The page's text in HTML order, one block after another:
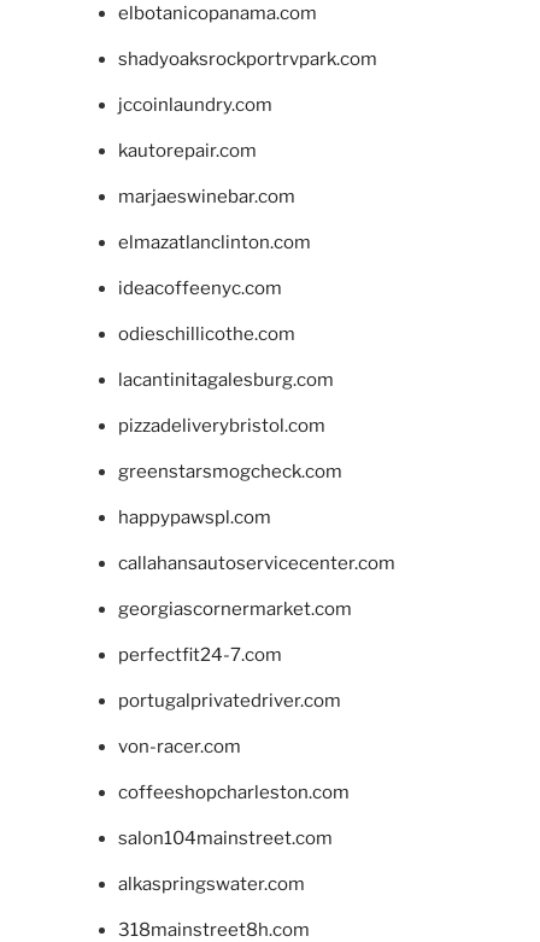
elbotanicopanama.com
shadyoaksrockportrvpark.com
jccoinlaundry.com
kautorepair.com
marjaeswinebar.com
elmazatlanclinton.com
ideacoffeenyc.com
odieschillicothe.com
lacantinitagalesburg.com
pizzadeliverybristol.com
greenstarsmogcheck.com
happypawspl.com
callahansautoservicecenter.com
georgiascornermarket.com
perfectfit24-7.com
portugalprivatedriver.com
von-racer.com
coffeeshopcharleston.com
salon104mainstreet.com
alkaspringswater.com
318mainstreet8h.com